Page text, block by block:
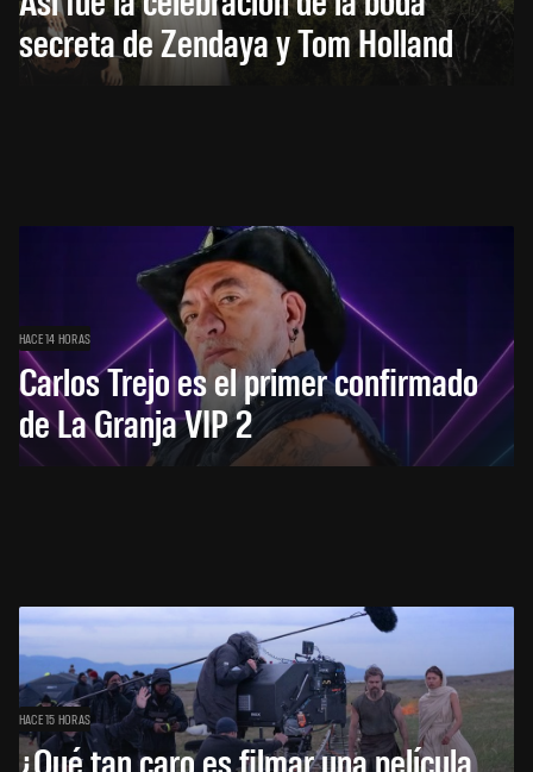
secreta de Zendaya y Tom Holland
HACE 14 HORAS
Carlos Trejo es el primer confirmado
de La Granja VIP 2
HACE 15 HORAS
¿Qué tan caro es filmar una película